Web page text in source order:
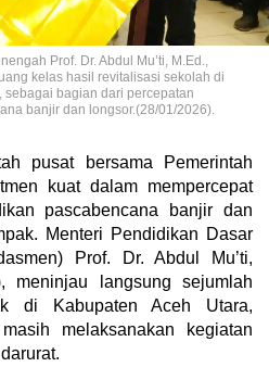
Prof. Dr. Abdul Mu’ti, M.Ed.,
kelas hasil revitalisasi sekolah di
sebagai bagian dari percepatan
banjir dan longsor.(28/01/2026).
pusat bersama Pemerintah
kuat dalam mempercepat
pascabencana banjir dan
Menteri Pendidikan Dasar
Prof. Dr. Abdul Mu’ti,
meninjau langsung sejumlah
di Kabupaten Aceh Utara,
melaksanakan kegiatan